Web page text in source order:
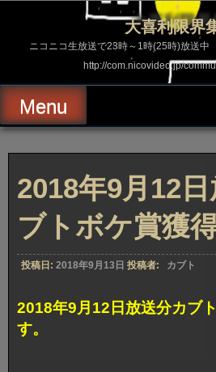
ス
ッ
プ
大喜利限界
ニコニコ生放送で23時～1時(25時)放送中
http://com.nicovideo.jp/
Menu
2018年9月12
ブトボケ賞獲
投稿日: 2018年9月13日 投稿者: カブト
2018年9月12日放送分カブ
す。